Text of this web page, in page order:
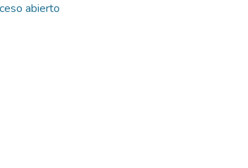
abierto